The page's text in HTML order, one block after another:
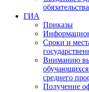
ГИА
Приказы
Сроки и
Вниманию
обучающихся
среднего
Получение